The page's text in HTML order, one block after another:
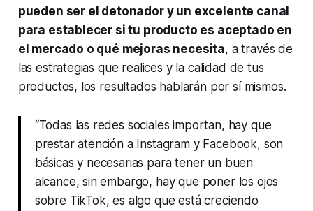
pueden ser el detonador y un excelente canal
para establecer si tu producto es aceptado en
el mercado o qué mejoras necesita, a través de
las estrategias que realices y la calidad de tus
productos, los resultados hablarán por sí mismos.
“Todas las redes sociales importan, hay que
prestar atención a Instagram y Facebook, son
básicas y necesarias para tener un buen
alcance, sin embargo, hay que poner los ojos
sobre TikTok, es algo que está creciendo